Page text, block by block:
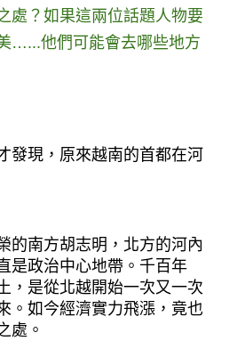
處？如果這兩位話題人物要
…...他們可能會去哪些地方
發現，原來越南的首都在河
的南方胡志明，北方的河內
是政治中心地帶。千百年
，是從北越開始一次又一次
。如今經濟實力飛漲，竟也
處。